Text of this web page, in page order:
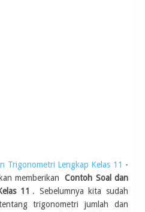
Trigonometri Lengkap Kelas 11 -
memberikan
Contoh Soal dan
11 . Sebelumnya kita sudah
trigonometri jumlah dan